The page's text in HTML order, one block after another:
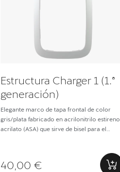
Estructura Charger 1 (1.ª
generación)
Elegante marco de tapa frontal de color
gris/plata fabricado en acrilonitrilo estireno
acrilato (ASA) que sirve de bisel para el
40,00 €